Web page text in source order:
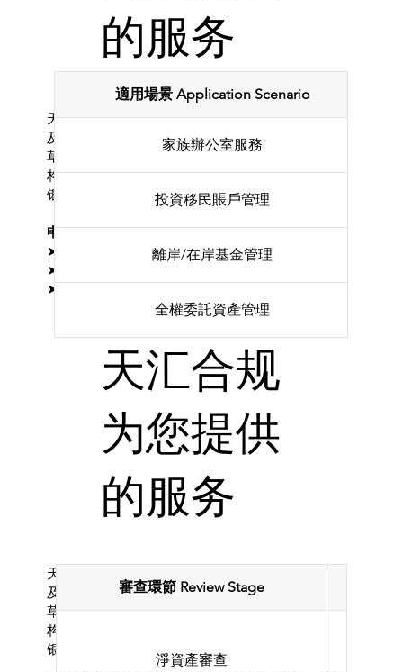
的服务
天汇合规可以协助全程办理牌照申请，包括：注册
及成立香港公司、招聘负责人员(RO)及其他人员、
草拟业务计划及内部监控流程、代申请人向监管机
构递交牌照申请、代申请人与监管机构沟通、协助
银行开户、以及办理工作签证等等。
申请保险经纪牌照的前期准备：
➤ 成立香港有限公司
➤ 委任符合胜任能力要求的负责人员
➤ 制定业务计划及业务系列
適用場景 Application Scenario
家族辦公室服務
投資移民賬戶管理
離岸/在岸基金管理
全權委託資產管理
天汇合规
为您提供
的服务
天汇合规可以协助全程办理牌照申请，包括：注册
及成立香港公司、招聘负责人员(RO)及其他人员、
草拟业务计划及内部监控流程、代申请人向监管机
构递交牌照申请、代申请人与监管机构沟通、协助
银行开户、以及办理工作签证等等。
審查環節 Review Stage
淨資產審查